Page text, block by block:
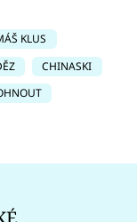
KLUS
CHINASKI